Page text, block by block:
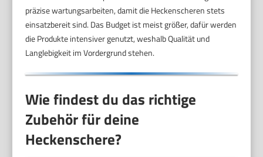
präzise wartungsarbeiten, damit die Heckenscheren stets
einsatzbereit sind. Das Budget ist meist größer, dafür werden
die Produkte intensiver genutzt, weshalb Qualität und
Langlebigkeit im Vordergrund stehen.
Wie findest du das richtige
Zubehör für deine
Heckenschere?